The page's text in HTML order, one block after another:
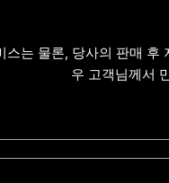
스는 물론, 당사의 판매
우 고객님께서